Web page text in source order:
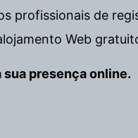
profissionais de
Web
presença online.